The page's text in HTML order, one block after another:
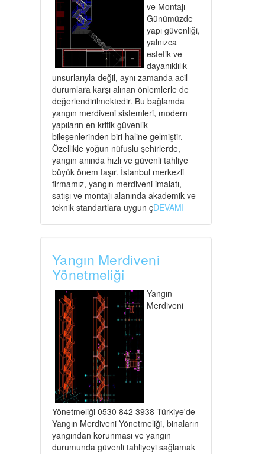
ve Montajı
Günümüzde
yapı güvenliği,
yalnızca
estetik ve
dayanıklılık
unsurlarıyla değil, aynı zamanda acil
durumlara karşı alınan önlemlerle de
değerlendirilmektedir. Bu bağlamda
yangın merdiveni sistemleri, modern
yapıların en kritik güvenlik
bileşenlerinden biri haline gelmiştir.
Özellikle yoğun nüfuslu şehirlerde,
yangın anında hızlı ve güvenli tahliye
büyük önem taşır. İstanbul merkezli
firmamız, yangın merdiveni imalatı,
satışı ve montajı alanında akademik ve
teknik standartlara uygun çDEVAMI
Yangın Merdiveni
Yönetmeliği
Yangın
Merdiveni
Yönetmeliği 0530 842 3938 Türkiye'de
Yangın Merdiveni Yönetmeliği, binaların
yangından korunması ve yangın
durumunda güvenli tahliyeyi sağlamak